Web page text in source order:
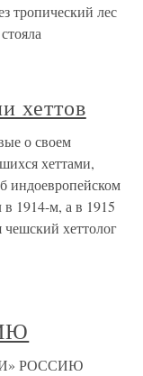
тропический лес
хеттов
о своем
хеттами,
индоевропейском
1914-м, а в 1915
хеттолог
РОССИЮ